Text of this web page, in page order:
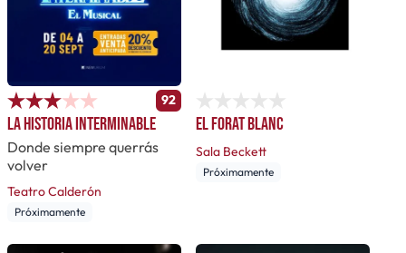
92
La Historia Interminable
Donde siempre querrás
volver
Teatro Calderón
Próximamente
El forat blanc
Sala Beckett
Próximamente